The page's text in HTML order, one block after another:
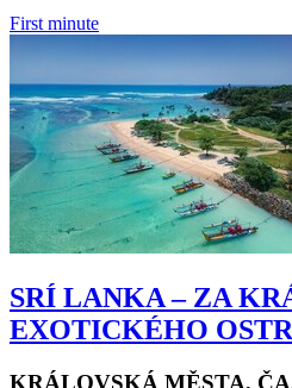
First minute
SRÍ LANKA – ZA
EXOTICKÉHO
KRÁLOVSKÁ MĚSTA,